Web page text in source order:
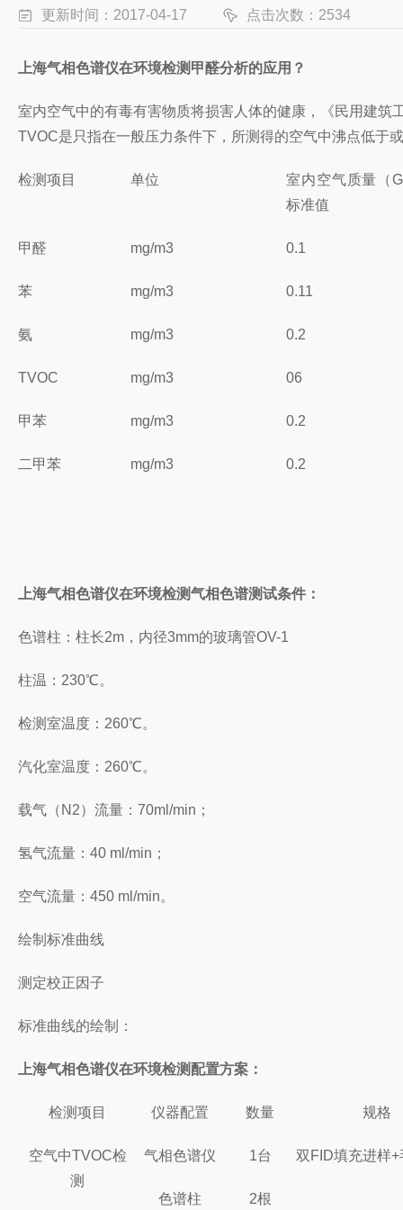
更新时间：2017-04-17 点击次数：2534
上海气相色谱仪在环境检测甲醛分析的应用？
室内空气中的有毒有害物质将损害人体的健康，《民用建
TVOC是只指在一般压力条件下，所测得的空气中沸点低
检测项目 单位
室内空气质量（
标准值
甲醛 mg/m3 0.1
苯 mg/m3 0.11
氨 mg/m3 0.2
TVOC mg/m3 06
甲苯 mg/m3 0.2
二甲苯 mg/m3 0.2
上海气相色谱仪在环境检测气相色谱测试条件：
色谱柱：柱长2m，内径3mm的玻璃管OV-1
柱温：230℃。
检测室温度：260℃。
汽化室温度：260℃。
载气（N2）流量：70ml/min；
氢气流量：40 ml/min；
空气流量：450 ml/min。
绘制标准曲线
测定校正因子
标准曲线的绘制：
上海气相色谱仪在环境检测配置方案：
检测项目 仪器配置 数量 规格
空气中TVOC检
测
气相色谱仪 1台 双FID填充进样
色谱柱 2根